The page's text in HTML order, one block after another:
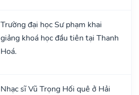
Trường đại học Sư phạm khai
giảng khoá học đầu tiên tại Thanh
Hoá.
Nhạc sĩ Vũ Trọng Hối quê ở Hải